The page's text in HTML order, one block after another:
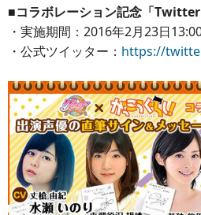
■コラボレーション記念「Twitter
・実施期間：2016年2月23日
・公式ツイッター： https://